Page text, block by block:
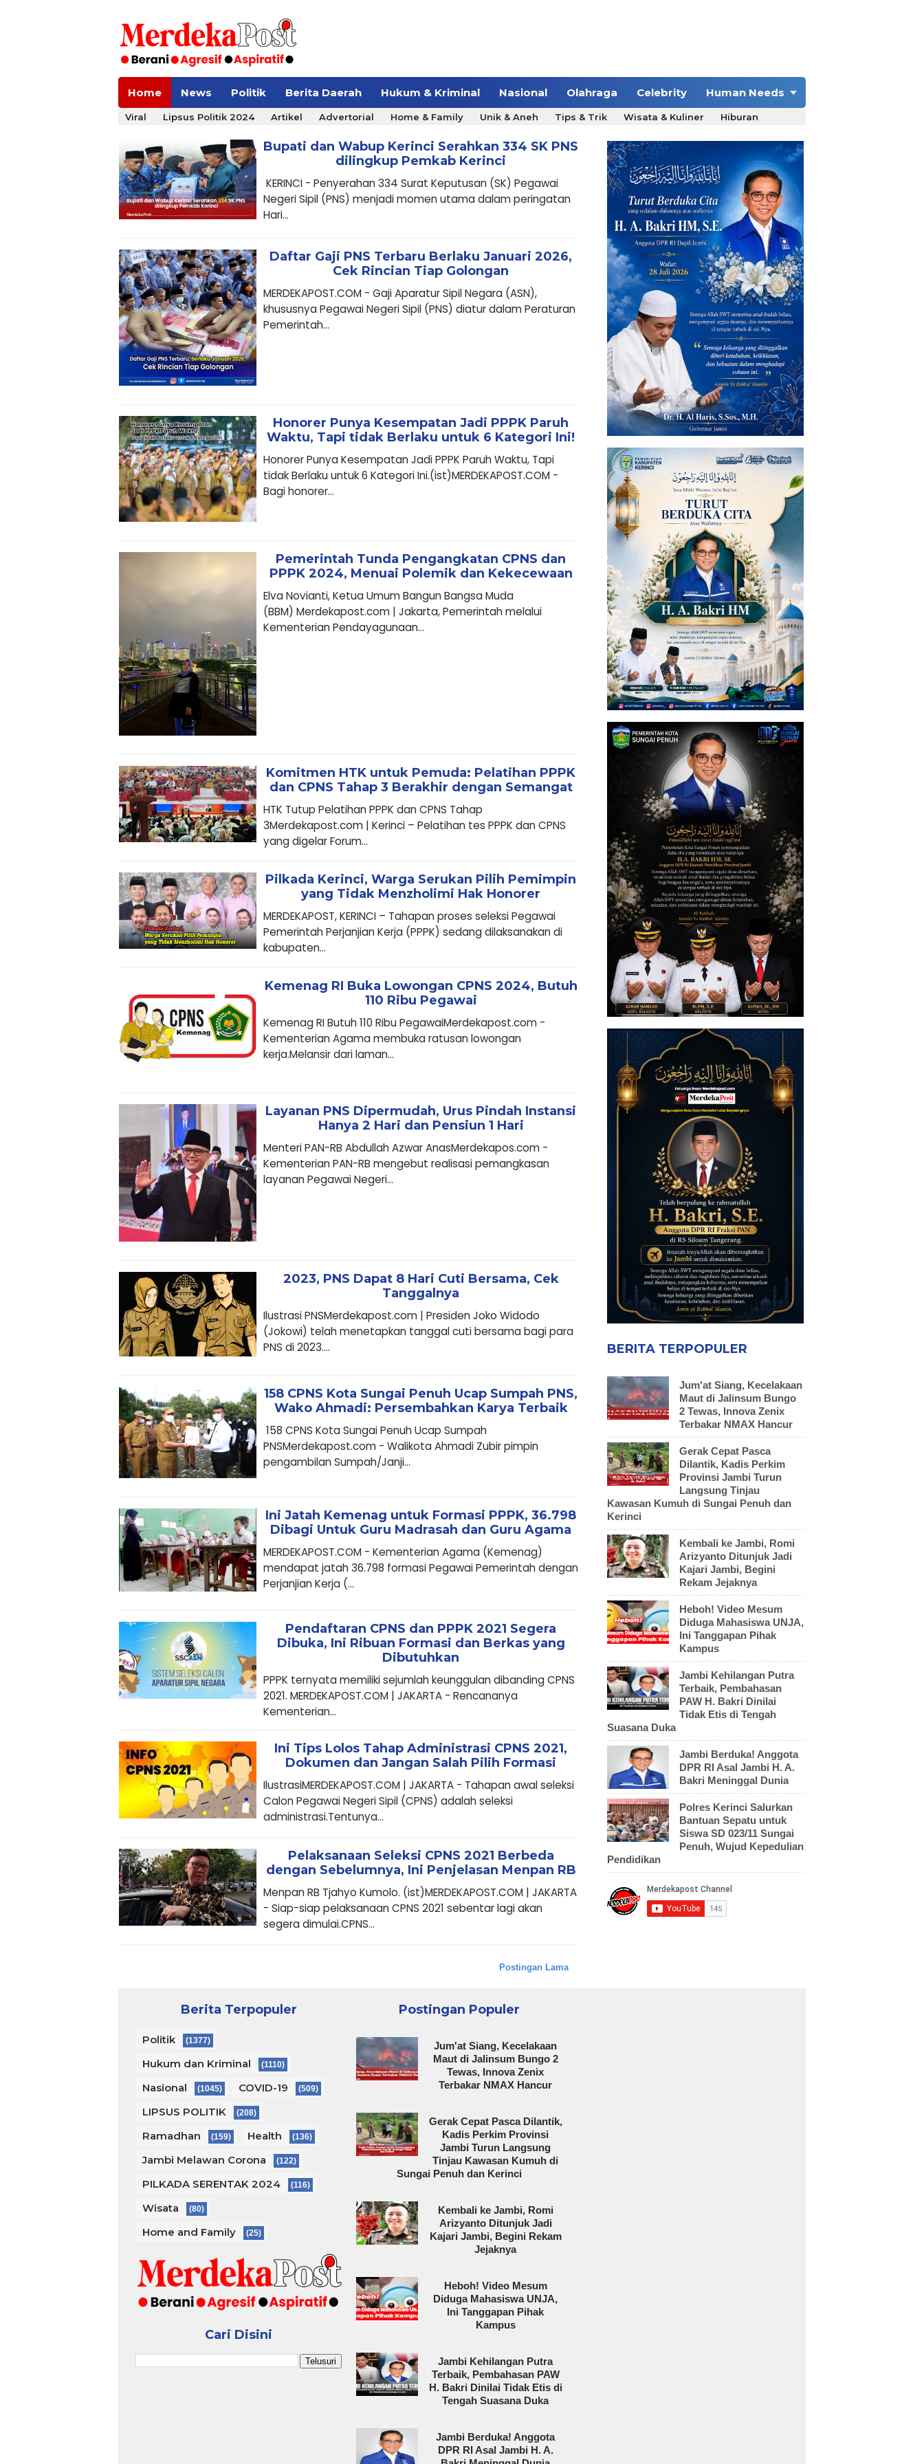
Home News Politik Berita Daerah Hukum & Kriminal Nasional Olahraga Celebrity Human Needs
Viral Lipsus Politik 2024 Artikel Advertorial Home & Family Unik & Aneh Tips & Trik Wisata & Kuliner Hiburan
Bupati dan Wabup Kerinci Serahkan 334 SK PNS
dilingkup Pemkab Kerinci
KERINCI - Penyerahan 334 Surat Keputusan (SK) Pegawai
Negeri Sipil (PNS) menjadi momen utama dalam peringatan
Hari...
Daftar Gaji PNS Terbaru Berlaku Januari 2026,
Cek Rincian Tiap Golongan
MERDEKAPOST.COM - Gaji Aparatur Sipil Negara (ASN),
khususnya Pegawai Negeri Sipil (PNS) diatur dalam Peraturan
Pemerintah...
Honorer Punya Kesempatan Jadi PPPK Paruh
Waktu, Tapi tidak Berlaku untuk 6 Kategori Ini!
Honorer Punya Kesempatan Jadi PPPK Paruh Waktu, Tapi
tidak Berlaku untuk 6 Kategori Ini.(ist)MERDEKAPOST.COM -
Bagi honorer...
Pemerintah Tunda Pengangkatan CPNS dan
PPPK 2024, Menuai Polemik dan Kekecewaan
Elva Novianti, Ketua Umum Bangun Bangsa Muda
(BBM) Merdekapost.com | Jakarta, Pemerintah melalui
Kementerian Pendayagunaan...
Komitmen HTK untuk Pemuda: Pelatihan PPPK
dan CPNS Tahap 3 Berakhir dengan Semangat
HTK Tutup Pelatihan PPPK dan CPNS Tahap
3Merdekapost.com | Kerinci – Pelatihan tes PPPK dan CPNS
yang digelar Forum...
Pilkada Kerinci, Warga Serukan Pilih Pemimpin
yang Tidak Menzholimi Hak Honorer
MERDEKAPOST, KERINCI – Tahapan proses seleksi Pegawai
Pemerintah Perjanjian Kerja (PPPK) sedang dilaksanakan di
kabupaten...
Kemenag RI Buka Lowongan CPNS 2024, Butuh
110 Ribu Pegawai
Kemenag RI Butuh 110 Ribu PegawaiMerdekapost.com -
Kementerian Agama membuka ratusan lowongan
kerja.Melansir dari laman...
Layanan PNS Dipermudah, Urus Pindah Instansi
Hanya 2 Hari dan Pensiun 1 Hari
Menteri PAN-RB Abdullah Azwar AnasMerdekapos.com -
Kementerian PAN-RB mengebut realisasi pemangkasan
layanan Pegawai Negeri...
2023, PNS Dapat 8 Hari Cuti Bersama, Cek
Tanggalnya
Ilustrasi PNSMerdekapost.com | Presiden Joko Widodo
(Jokowi) telah menetapkan tanggal cuti bersama bagi para
PNS di 2023....
158 CPNS Kota Sungai Penuh Ucap Sumpah PNS,
Wako Ahmadi: Persembahkan Karya Terbaik
158 CPNS Kota Sungai Penuh Ucap Sumpah
PNSMerdekapost.com - Walikota Ahmadi Zubir pimpin
pengambilan Sumpah/Janji...
Ini Jatah Kemenag untuk Formasi PPPK, 36.798
Dibagi Untuk Guru Madrasah dan Guru Agama
MERDEKAPOST.COM - Kementerian Agama (Kemenag)
mendapat jatah 36.798 formasi Pegawai Pemerintah dengan
Perjanjian Kerja (...
Pendaftaran CPNS dan PPPK 2021 Segera
Dibuka, Ini Ribuan Formasi dan Berkas yang
Dibutuhkan
PPPK ternyata memiliki sejumlah keunggulan dibanding CPNS
2021. MERDEKAPOST.COM | JAKARTA - Rencananya
Kementerian...
Ini Tips Lolos Tahap Administrasi CPNS 2021,
Dokumen dan Jangan Salah Pilih Formasi
IlustrasiMERDEKAPOST.COM | JAKARTA - Tahapan awal seleksi
Calon Pegawai Negeri Sipil (CPNS) adalah seleksi
administrasi.Tentunya...
Pelaksanaan Seleksi CPNS 2021 Berbeda
dengan Sebelumnya, Ini Penjelasan Menpan RB
Menpan RB Tjahyo Kumolo. (ist)MERDEKAPOST.COM | JAKARTA
- Siap-siap pelaksanaan CPNS 2021 sebentar lagi akan
segera dimulai.CPNS...
Postingan Lama
BERITA TERPOPULER
Jum'at Siang, Kecelakaan
Maut di Jalinsum Bungo
2 Tewas, Innova Zenix
Terbakar NMAX Hancur
Gerak Cepat Pasca
Dilantik, Kadis Perkim
Provinsi Jambi Turun
Langsung Tinjau
Kawasan Kumuh di Sungai Penuh dan
Kerinci
Kembali ke Jambi, Romi
Arizyanto Ditunjuk Jadi
Kajari Jambi, Begini
Rekam Jejaknya
Heboh! Video Mesum
Diduga Mahasiswa UNJA,
Ini Tanggapan Pihak
Kampus
Jambi Kehilangan Putra
Terbaik, Pembahasan
PAW H. Bakri Dinilai
Tidak Etis di Tengah
Suasana Duka
Jambi Berduka! Anggota
DPR RI Asal Jambi H. A.
Bakri Meninggal Dunia
Polres Kerinci Salurkan
Bantuan Sepatu untuk
Siswa SD 023/11 Sungai
Penuh, Wujud Kepedulian
Pendidikan
Berita Terpopuler
Politik (1377)
Hukum dan Kriminal (1110)
Nasional (1045) COVID-19 (509)
LIPSUS POLITIK (208)
Ramadhan (159) Health (136)
Jambi Melawan Corona (122)
PILKADA SERENTAK 2024 (116)
Wisata (80)
Home and Family (25)
Cari Disini
Postingan Populer
Jum'at Siang, Kecelakaan
Maut di Jalinsum Bungo 2
Tewas, Innova Zenix
Terbakar NMAX Hancur
Gerak Cepat Pasca Dilantik,
Kadis Perkim Provinsi
Jambi Turun Langsung
Tinjau Kawasan Kumuh di
Sungai Penuh dan Kerinci
Kembali ke Jambi, Romi
Arizyanto Ditunjuk Jadi
Kajari Jambi, Begini Rekam
Jejaknya
Heboh! Video Mesum
Diduga Mahasiswa UNJA,
Ini Tanggapan Pihak
Kampus
Jambi Kehilangan Putra
Terbaik, Pembahasan PAW
H. Bakri Dinilai Tidak Etis di
Tengah Suasana Duka
Jambi Berduka! Anggota
DPR RI Asal Jambi H. A.